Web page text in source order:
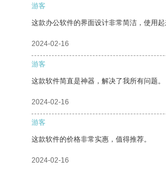
游客
这款办公软件的界面设计非常简洁，使用
2024-02-16
游客
这款软件简直是神器，解决了我所有问题。
2024-02-16
游客
这款软件的价格非常实惠，值得推荐。
2024-02-16